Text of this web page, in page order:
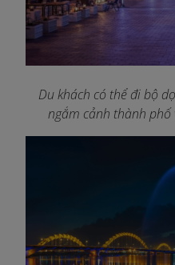
Du khách có thể đi bộ
ngắm cảnh thành phố